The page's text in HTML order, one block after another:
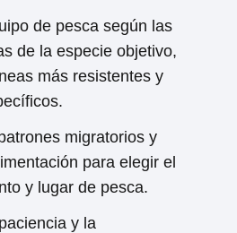
de pesca según las
de la especie objetivo,
más resistentes y
migratorios y
para elegir el
y lugar de pesca.
y la